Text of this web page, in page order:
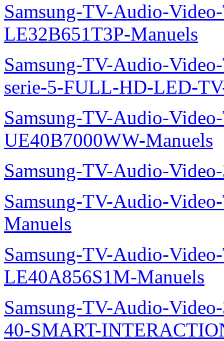
Samsung-TV-Audio-
LE32B651T3P-Manuels
Samsung-TV-Audio-
serie-5-FULL-HD-LED-
Samsung-TV-Audio-
UE40B7000WW-Manuels
Samsung-TV-Audio-
Samsung-TV-Audio-
Manuels
Samsung-TV-Audio-
LE40A856S1M-Manuels
Samsung-TV-Audio-
40-SMART-